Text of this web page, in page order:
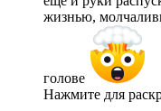
жизнью,
голове
Нажмите для